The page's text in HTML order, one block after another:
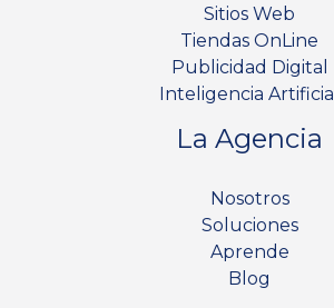
Sitios Web
Tiendas OnLine
Publicidad Digital
Inteligencia Artificial
La Agencia
Nosotros
Soluciones
Aprende
Blog